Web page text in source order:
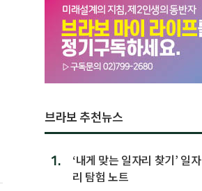
브라보 추천뉴스
1.
‘내게 맞는 일자리 찾기’ 일자
리 탐험 노트